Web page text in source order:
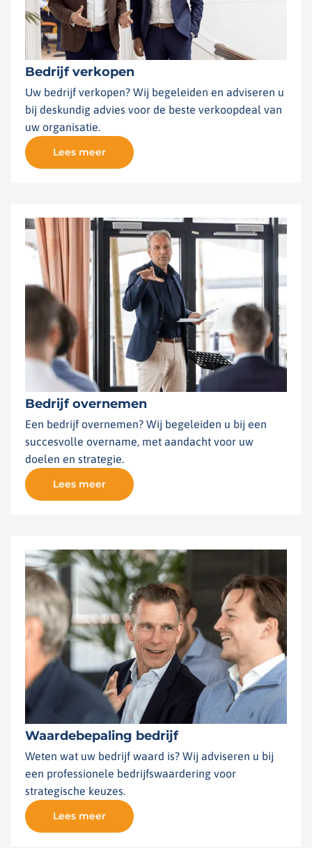
Bedrijf verkopen
Uw bedrijf verkopen? Wij begeleiden en adviseren u
bij deskundig advies voor de beste verkoopdeal van
uw organisatie.
Lees meer
Bedrijf overnemen
Een bedrijf overnemen? Wij begeleiden u bij een
succesvolle overname, met aandacht voor uw
doelen en strategie.
Lees meer
Waardebepaling bedrijf
Weten wat uw bedrijf waard is? Wij adviseren u bij
een professionele bedrijfswaardering voor
strategische keuzes.
Lees meer